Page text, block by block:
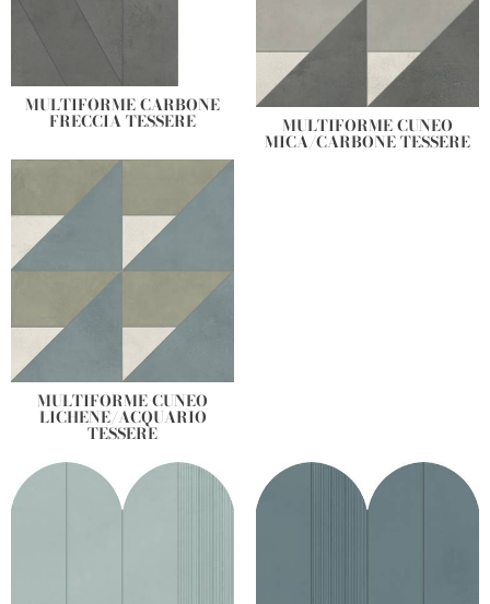
MULTIFORME CARBONE
FRECCIA TESSERE MULTIFORME CUNEO
MICA/CARBONE TESSERE
MULTIFORME CUNEO
LICHENE/ACQUARIO
TESSERE